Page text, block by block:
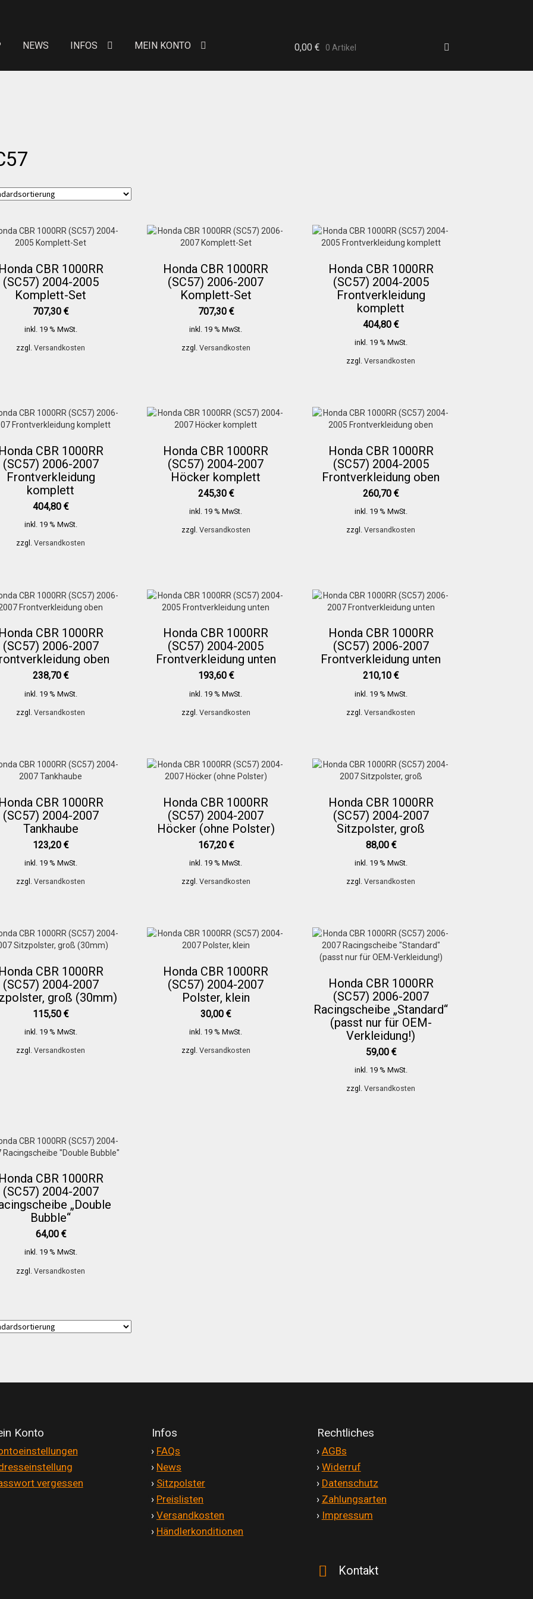
NEWS INFOS MEIN KONTO
Sitzpolster
Konto Allgemeine Geschäftsbedingungen
Versandkosten Widerruf Datenschutzerklärung
0,00 € 0 Artikel
CBR 1000RR
(SC57) 2004-2005
Komplett-Set
707,30€
inkl. 19 % MwSt.
zzgl.Versandkosten
Honda CBR 1000RR
(SC57) 2006-2007
Komplett-Set
707,30 €
inkl. 19 % MwSt.
zzgl. Versandkosten
Honda CBR 1000RR
(SC57) 2004-2005
Frontverkleidung
komplett
404,80€
inkl. 19 % MwSt.
zzgl.Versandkosten
CBR 1000RR
(SC57) 2006-2007
Frontverkleidung
komplett
404,80€
inkl. 19 % MwSt.
zzgl.Versandkosten
Honda CBR 1000RR
(SC57) 2004-2007
Höcker komplett
245,30 €
inkl. 19 % MwSt.
zzgl. Versandkosten
Honda CBR 1000RR
(SC57) 2004-2005
Frontverkleidung oben
260,70€
inkl. 19 % MwSt.
zzgl.Versandkosten
CBR 1000RR
(SC57) 2006-2007
oben
238,70€
inkl. 19 % MwSt.
zzgl.Versandkosten
Honda CBR 1000RR
(SC57) 2004-2005
Frontverkleidung unten
193,60 €
inkl. 19 % MwSt.
zzgl. Versandkosten
Honda CBR 1000RR
(SC57) 2006-2007
Frontverkleidung unten
210,10€
inkl. 19 % MwSt.
zzgl.Versandkosten
CBR 1000RR
(SC57) 2004-2007
Tankhaube
123,20€
inkl. 19 % MwSt.
zzgl.Versandkosten
Honda CBR 1000RR
(SC57) 2004-2007
Höcker (ohne Polster)
167,20 €
inkl. 19 % MwSt.
zzgl. Versandkosten
Honda CBR 1000RR
(SC57) 2004-2007
Sitzpolster, groß
88,00 €
inkl. 19 % MwSt.
zzgl.Versandkosten
CBR 1000RR
(SC57) 2004-2007
groß (30mm)
115,50€
inkl. 19 % MwSt.
zzgl.Versandkosten
Honda CBR 1000RR
(SC57) 2004-2007
Polster, klein
30,00€
inkl. 19 % MwSt.
zzgl. Versandkosten
Honda CBR 1000RR
(SC57) 2006-2007
Racingscheibe „Standard“
(passt nur für OEM-
Verkleidung!)
59,00 €
inkl. 19 % MwSt.
zzgl.Versandkosten
CBR 1000RR
(SC57) 2004-2007
„Double
Bubble“
64,00 €
inkl. 19 % MwSt.
zzgl.Versandkosten
Konto
vergessen
Infos
› FAQs
› News
› Sitzpolster
› Preislisten
›Versandkosten
› Händlerkonditionen
Rechtliches
› AGBs
› Widerruf
› Datenschutz
› Zahlungsarten
› Impressum
Kontakt